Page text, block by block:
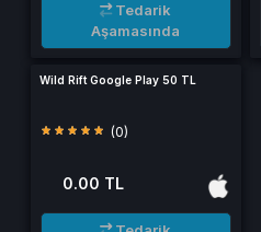
Tedarik
Aşamasında
Wild Rift Google Play 50 TL
(0)
0.00 TL